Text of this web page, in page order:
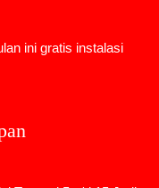
ini gratis instalasi